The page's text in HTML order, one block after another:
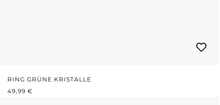
RING GRÜNE KRISTALLE
REGULÄRER PREIS:
49,99 €